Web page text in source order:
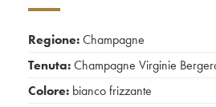
Regione:Champagne
Tenuta:Champagne Virginie
Colore: bianco frizzante